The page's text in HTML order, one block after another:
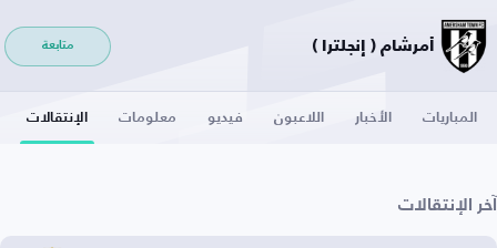
أمرشام ( إنجلترا ) متابعة
المباريات الأخبار اللاعبون فيديو معلومات الإنتقالات
آخر الإنتقالات